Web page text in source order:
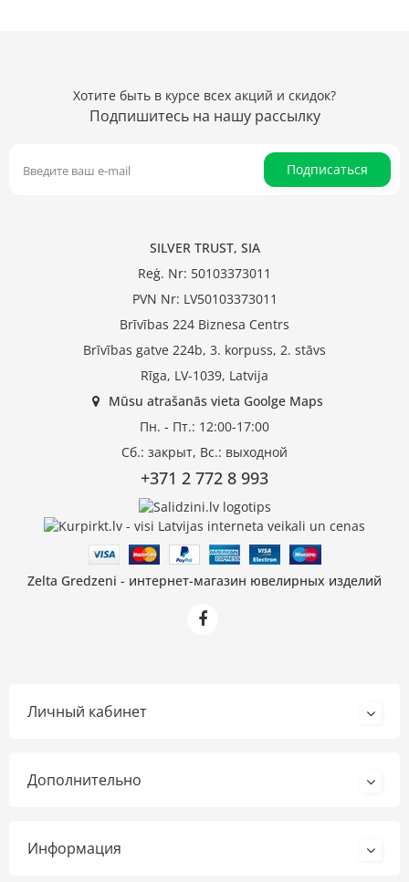
Хотите быть в курсе всех акций и скидок?
Подпишитесь на нашу рассылку
Подписаться
SILVER TRUST, SIA
Reģ. Nr: 50103373011
PVN Nr: LV50103373011
Brīvības 224 Biznesa Centrs
Brīvības gatve 224b, 3. korpuss, 2. stāvs
Rīga, LV-1039, Latvija
Mūsu atrašanās vieta Goolge Maps
Пн. - Пт.: 12:00-17:00
Сб.: закрыт, Вс.: выходной
+371 2 772 8 993
Zelta Gredzeni - интернет-магазин ювелирных изделий
Личный кабинет
Дополнительно
Информация